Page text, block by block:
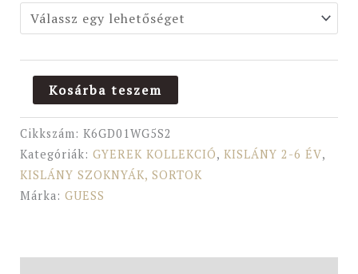
Kosárba teszem
Cikkszám: K6GD01WG5S2
Kategóriák: GYEREK KOLLEKCIÓ, KISLÁNY 2-6 ÉV,
KISLÁNY SZOKNYÁK, SORTOK
Márka: GUESS